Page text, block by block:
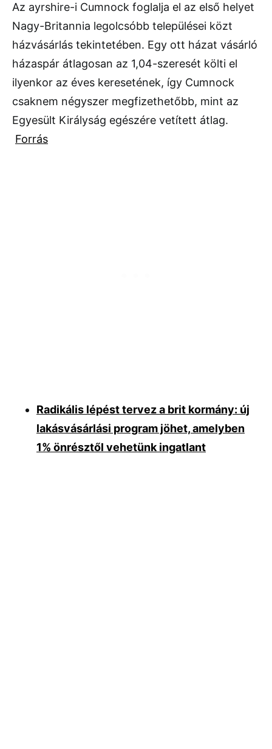
Az ayrshire-i Cumnock foglalja el az első helyet
Nagy-Britannia legolcsóbb települései közt
házvásárlás tekintetében. Egy ott házat vásárló
házaspár átlagosan az 1,04-szeresét költi el
ilyenkor az éves keresetének, így Cumnock
csaknem négyszer megfizethetőbb, mint az
Egyesült Királyság egészére vetített átlag.
Forrás
Radikális lépést tervez a brit kormány: új
lakásvásárlási program jöhet, amelyben
1% önrésztől vehetünk ingatlant